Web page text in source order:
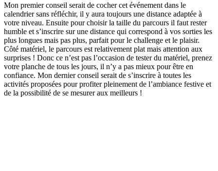
Mon premier conseil serait de cocher cet événement dans le
calendrier sans réfléchir, il y aura toujours une distance adaptée à
votre niveau. Ensuite pour choisir la taille du parcours il faut rester
humble et s’inscrire sur une distance qui correspond à vos sorties les
plus longues mais pas plus, parfait pour le challenge et le plaisir.
Côté matériel, le parcours est relativement plat mais attention aux
surprises ! Donc ce n’est pas l’occasion de tester du matériel, prenez
votre planche de tous les jours, il n’y a pas mieux pour être en
confiance. Mon dernier conseil serait de s’inscrire à toutes les
activités proposées pour profiter pleinement de l’ambiance festive et
de la possibilité de se mesurer aux meilleurs !